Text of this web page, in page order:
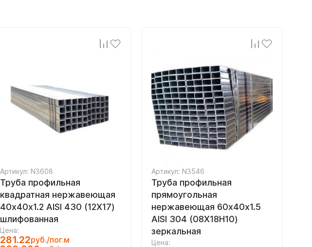
Артикул: N3608
Труба профильная
квадратная нержавеющая
40х40х1.2 AISI 430 (12Х17)
шлифованная
Цена:
281.22руб./пог.м
Артикул: N3546
Труба профильная
прямоугольная
нержавеющая 60х40х1.5
AISI 304 (08Х18Н10)
зеркальная
Цена: